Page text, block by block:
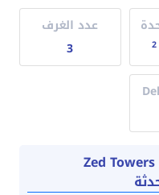
2
عدد الغرف
3
ابراج زيد الشيخ زايد Zed Towers